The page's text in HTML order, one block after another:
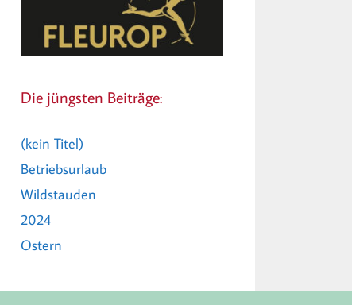
Die jüngsten Beiträge:
(kein Titel)
Betriebsurlaub
Wildstauden
2024
Ostern